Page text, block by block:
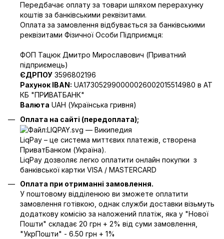
Передбачає оплату за товари шляхом перерахунку
коштів за банківськими реквізитами.
Оплата за замовлення відбувається за банківськими
реквізитами Фізичної Особи Підприємця:
ФОП Тацюк Дмитро Мирославович (Приватний
пiдприємець)
ЄДРПОУ 3596802196
Рахунок IBAN: UA173052990000026002015514980 в АТ
КБ "ПРИВАТБАНК"
Валюта UAH (Українська гривня)
Оплата на сайті (передоплата);
LiqPay – це система миттєвих платежів, створена
ПриватБанком (Україна).
LiqPay дозволяє легко оплатити онлайн покупки з
банківської картки VISA / MASTERCARD
Оплата при отриманні замовлення.
У поштовому відділенюю ви зможете оплатити
замовлення готівкою, однак служби доставки візьмуть
додаткову комісію за наложений платіж, яка у "Нової
Пошти" складає 20 грн + 2% від суми замовлення,
"УкрПошти" - 6.50 грн + 1%